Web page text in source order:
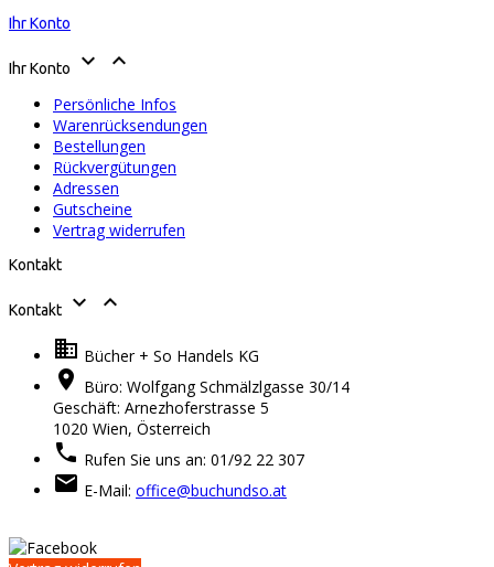
Ihr Konto
Ihr Konto  
Persönliche Infos
Warenrücksendungen
Bestellungen
Rückvergütungen
Adressen
Gutscheine
Vertrag widerrufen
Kontakt
Kontakt 

 Bücher + So Handels KG
 Büro: Wolfgang Schmälzlgasse 30/14
Geschäft: Arnezhoferstrasse 5
1020 Wien, Österreich
 Rufen Sie uns an: 01/92 22 307
 E-Mail: office@buchundso.at